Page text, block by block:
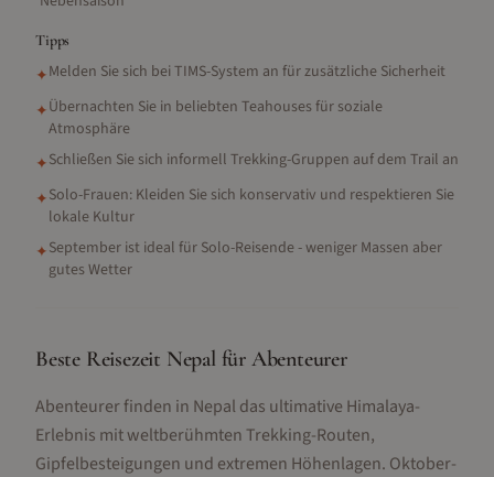
Tipps
✦Melden Sie sich bei TIMS-System an für zusätzliche Sicherheit
✦Übernachten Sie in beliebten Teahouses für soziale
Atmosphäre
✦Schließen Sie sich informell Trekking-Gruppen auf dem Trail an
✦Solo-Frauen: Kleiden Sie sich konservativ und respektieren Sie
lokale Kultur
✦September ist ideal für Solo-Reisende - weniger Massen aber
gutes Wetter
Beste Reisezeit Nepal für Abenteurer
Abenteurer finden in Nepal das ultimative Himalaya-
Erlebnis mit weltberühmten Trekking-Routen,
Gipfelbesteigungen und extremen Höhenlagen. Oktober-